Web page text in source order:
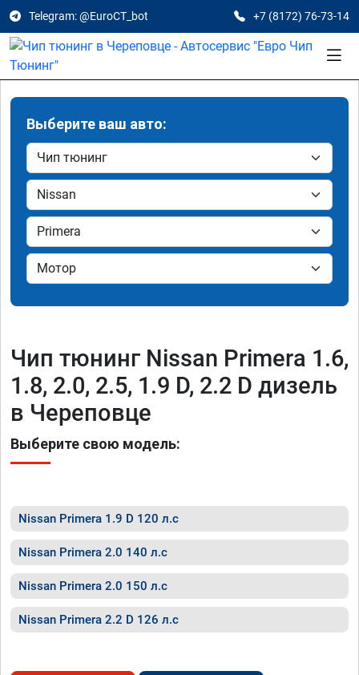
Telegram: @EuroCT_bot +7 (8172) 76-73-14
Выберите ваш авто:
Чип тюнинг Nissan Primera 1.6,
1.8, 2.0, 2.5, 1.9 D, 2.2 D дизель
в Череповце
Выберите свою модель:
Nissan Primera 1.9 D 120 л.с
Nissan Primera 2.0 140 л.с
Nissan Primera 2.0 150 л.с
Nissan Primera 2.2 D 126 л.с